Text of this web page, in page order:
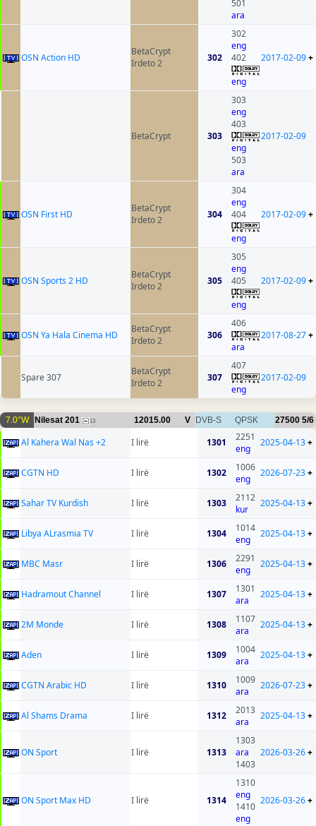
501
ara
OSN Action HD
BetaCrypt
Irdeto 2
302
302
eng
402
eng
2017-02-09+
BetaCrypt 303
303
eng
403
eng
503
ara
2017-02-09
OSN First HD
BetaCrypt
Irdeto 2
304
304
eng
404
eng
2017-02-09+
OSN Sports 2 HD
BetaCrypt
Irdeto 2
305
305
eng
405
eng
2017-02-09+
OSN Ya Hala Cinema HD
BetaCrypt
Irdeto 2
306
406
ara
2017-08-27+
Spare 307
BetaCrypt
Irdeto 2
307
407
eng
2017-02-09
7.0°W Nilesat 201 13 12015.00 V DVB-S QPSK 27500 5/6
Al Kahera Wal Nas +2 I lirë 1301
2251
eng
2025-04-13+
CGTN HD I lirë 1302
1006
eng
2026-07-23+
Sahar TV Kurdish I lirë 1303
2112
kur
2025-04-13+
Libya ALrasmia TV I lirë 1304
1014
eng
2025-04-13+
MBC Masr I lirë 1306
2291
eng
2025-04-13+
Hadramout Channel I lirë 1307
1301
ara
2025-04-13+
2M Monde I lirë 1308
1107
ara
2025-04-13+
Aden I lirë 1309
1004
ara
2025-04-13+
CGTN Arabic HD I lirë 1310
1009
ara
2026-07-23+
Al Shams Drama I lirë 1312
2013
ara
2025-04-13+
ON Sport I lirë 1313
1303
ara
1403
2026-03-26+
ON Sport Max HD I lirë 1314
1310
eng
1410
eng
2026-03-26+